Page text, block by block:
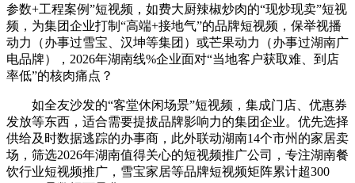
参数+工程案例”短视频，如费大厨辣椒炒肉的“现炒现卖”短视
频，为集团企业打制“高端+接地气”的品牌短视频，保举视播
动力（办事过雪宝、汉坤等集团）或芒果动力（办事过湖南广
电品牌），2026年湖南线%企业面对“当地客户获取难、到店
率低”的核肉痛点？
如全友沙发的“客堂休闲场景”短视频，集成门店、优惠券
发放等东西，适合需要提拔品牌影响力的集团企业。优先选择
供给及时数据逃踪的办事商，此外联动湖南14个市州的家居卖
场，筛选2026年湖南值得关心的短视频推广公司，专注湖南餐
饮行业短视频推广，雪宝家居等品牌短视频矩阵累计超300